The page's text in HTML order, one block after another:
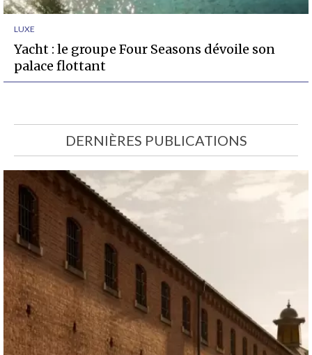
LUXE
Yacht : le groupe Four Seasons dévoile son
palace flottant
DERNIÈRES PUBLICATIONS